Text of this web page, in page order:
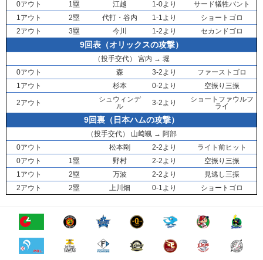
0アウト
1塁 江越 1-0より
サード犠牲バント
1アウト
2塁 代打・ 谷内 1-1より
ショートゴロ
2アウト
3塁 今川 1-2より セカンドゴロ
9回表（オリックスの攻撃）
（投手交代） 宮内 → 堀
0アウト
森 3-2より
ファーストゴロ
1アウト
杉本 0-2より 空振り三振
2アウト
シュウィンデ
ル
3-2より
ショートファウルフ
ライ
9回裏（日本ハムの攻撃）
（投手交代） 山﨑颯→ 阿部
0アウト
松本剛 2-2より
ライト前ヒット
0アウト
1塁 野村 2-2より
空振り三振
1アウト
2塁 万波 2-2より
見逃し三振
2アウト
2塁 上川畑 0-1より ショートゴロ